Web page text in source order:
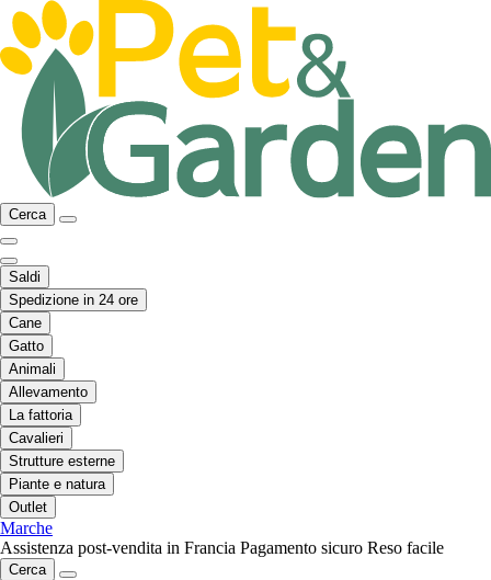
Cerca
Saldi
Spedizione in 24 ore
Cane
Gatto
Animali
Allevamento
La fattoria
Cavalieri
Strutture esterne
Piante e natura
Outlet
Marche
Assistenza post-vendita in Francia Pagamento sicuro Reso facile
Cerca